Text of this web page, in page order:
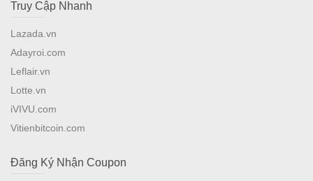
Truy Cập Nhanh
Lazada.vn
Adayroi.com
Leflair.vn
Lotte.vn
iVIVU.com
Vitienbitcoin.com
Đăng Ký Nhận Coupon